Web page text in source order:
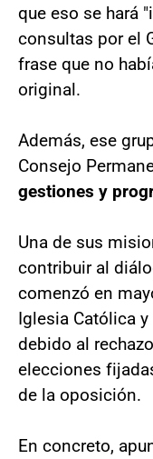
que eso se hará
consultas por el
frase que no
original.
Además, ese
Consejo
gestiones y
Una de sus
contribuir al
comenzó en
Iglesia Católica
debido al
elecciones
de la oposición.
En concreto,